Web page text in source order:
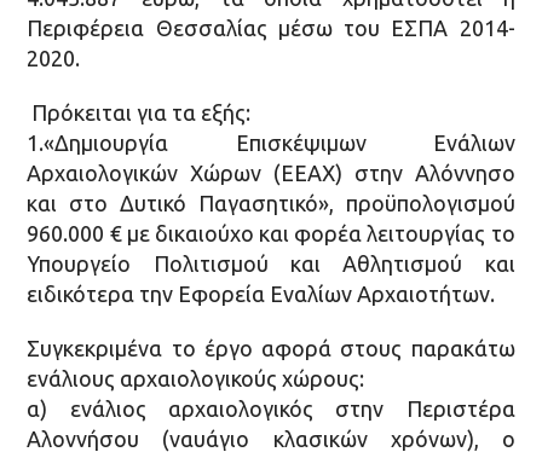
Περιφέρεια Θεσσαλίας μέσω του ΕΣΠΑ 2014-
2020.
Πρόκειται για τα εξής:
1.«Δημιουργία Επισκέψιμων Ενάλιων
Αρχαιολογικών Χώρων (ΕΕΑΧ) στην Αλόννησο
και στο Δυτικό Παγασητικό», προϋπολογισμού
960.000 € με δικαιούχο και φορέα λειτουργίας το
Υπουργείο Πολιτισμού και Αθλητισμού και
ειδικότερα την Εφορεία Εναλίων Αρχαιοτήτων.
Συγκεκριμένα το έργο αφορά στους παρακάτω
ενάλιους αρχαιολογικούς χώρους:
α) ενάλιος αρχαιολογικός στην Περιστέρα
Αλοννήσου (ναυάγιο κλασικών χρόνων), ο